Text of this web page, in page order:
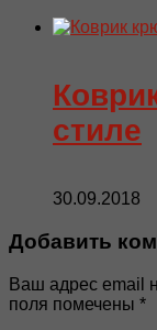
стиле
30.09.2018
Добавить
Ваш адрес email
поля помечены *